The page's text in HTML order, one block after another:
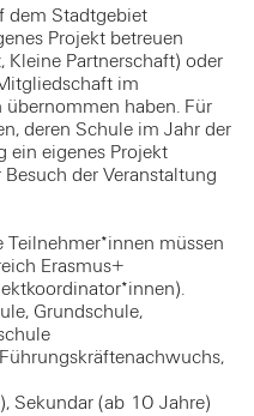
dem Stadtgebiet
Projekt betreuen
Partnerschaft) oder
im
haben. Für
deren Schule im Jahr der
ein eigenes Projekt
der Veranstaltung
Teilnehmer*innen müssen
Erasmus+
Grundschule,
Sekundar (ab 10 Jahre)